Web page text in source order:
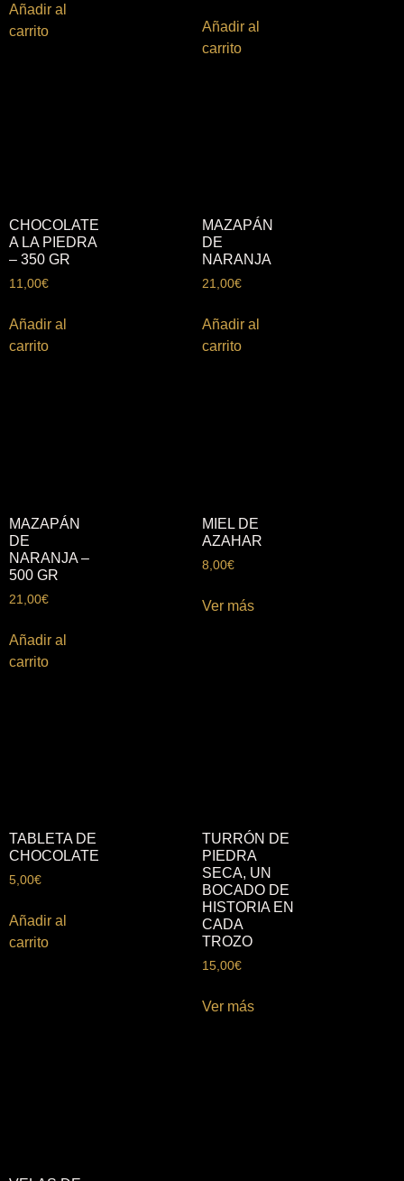
Añadir al
carrito
Añadir al
carrito
CHOCOLATE
A LA PIEDRA
– 350 GR
11,00€
Añadir al
carrito
MAZAPÁN
DE
NARANJA
21,00€
Añadir al
carrito
MAZAPÁN
DE
NARANJA –
500 GR
21,00€
Añadir al
carrito
MIEL DE
AZAHAR
8,00€
Ver más
TABLETA DE
CHOCOLATE
5,00€
Añadir al
carrito
TURRÓN DE
PIEDRA
SECA, UN
BOCADO DE
HISTORIA EN
CADA
TROZO
15,00€
Ver más